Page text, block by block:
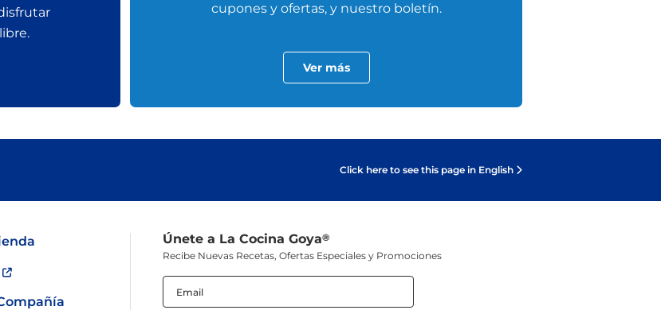
cupones y ofertas, y nuestro boletín.
Ver más
Click here to see this page in English
Únete a La Cocina Goya®
Recibe Nuevas Recetas, Ofertas Especiales y Promociones
Email (Obligatorio)